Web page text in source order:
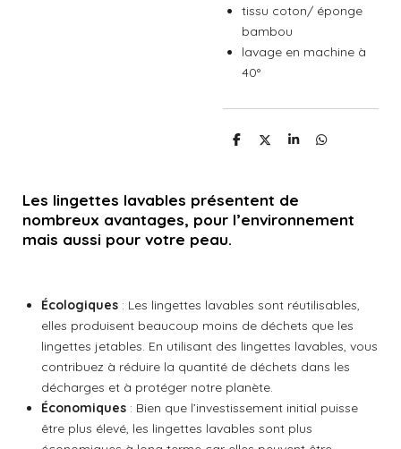
tissu coton/ éponge
bambou
lavage en machine à
40°
P
g
e
P
g
e
P
g
e
P
e
Les lingettes lavables présentent de
nombreux avantages, pour l’environnement
mais aussi pour votre peau.
Écologiques : Les lingettes lavables sont réutilisables,
elles produisent beaucoup moins de déchets que les
lingettes jetables. En utilisant des lingettes lavables, vous
contribuez à réduire la quantité de déchets dans les
décharges et à protéger notre planète.
Économiques : Bien que l’investissement initial puisse
être plus élevé, les lingettes lavables sont plus